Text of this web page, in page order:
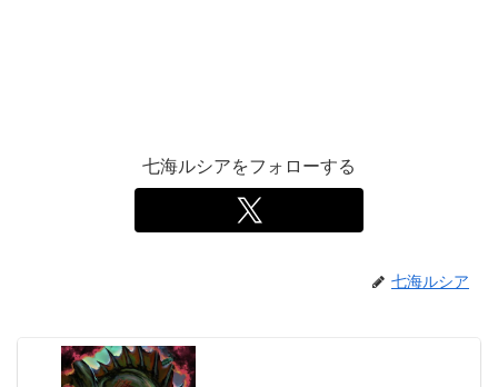
七海ルシアをフォローする
七海ルシア